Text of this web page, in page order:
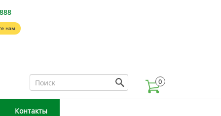
нам
0
Контакты